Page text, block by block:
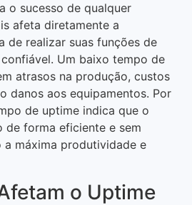
o sucesso de qualquer
afeta diretamente a
de realizar suas funções de
Um baixo tempo de
atrasos na produção, custos
danos aos equipamentos. Por
de uptime indica que o
de forma eficiente e sem
a máxima produtividade e
o Uptime